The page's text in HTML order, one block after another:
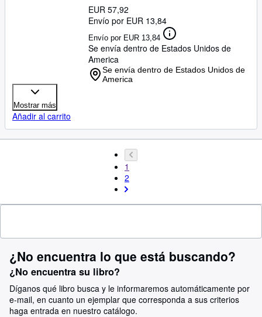
EUR 57,92
Envío por EUR 13,84
Envío por EUR 13,84
Se envía dentro de Estados Unidos de
America
Se envía dentro de Estados Unidos de
America
Mostrar más
Añadir al carrito
1
2
¿No encuentra lo que está buscando?
¿No encuentra su libro?
Díganos qué libro busca y le informaremos automáticamente por
e-mail, en cuanto un ejemplar que corresponda a sus criterios
haga entrada en nuestro catálogo.